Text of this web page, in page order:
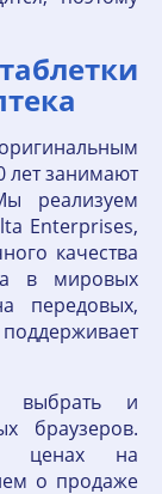
лет занимают
реализуем
Enterprises,
качества
в мировых
передовых,
выбрать и
браузеров.
о ценах на
о продаже